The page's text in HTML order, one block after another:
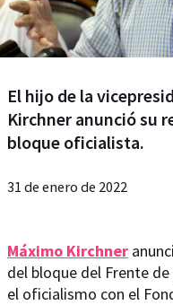
El hijo de la
Kirchner anunció su
bloque oficialista.
31 de enero de 2022
Máximo Kirchner
del bloque del Frente
el oficialismo con el